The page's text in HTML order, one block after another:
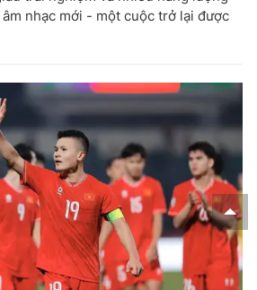
nhạc mới - một cuộc trở lại được